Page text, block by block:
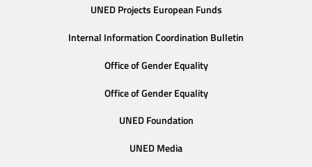
UNED Projects European Funds
Internal Information Coordination Bulletin
Office of Gender Equality
Office of Gender Equality
UNED Foundation
UNED Media